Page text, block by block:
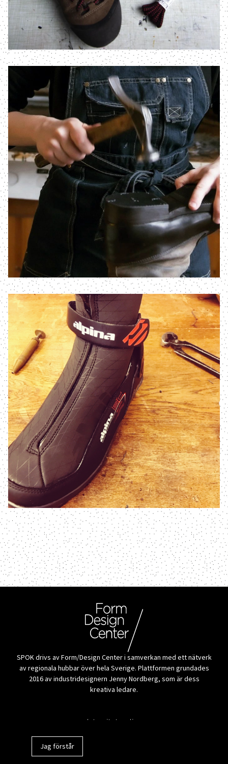
SPOK drivs av Form/Design Center i samverkan med ett nätverk
av regionala hubbar över hela Sverige. Plattformen grundades
2016 av industridesignern Jenny Nordberg, som är dess
kreativa ledare.
Integritetspolicy
Jag förstår